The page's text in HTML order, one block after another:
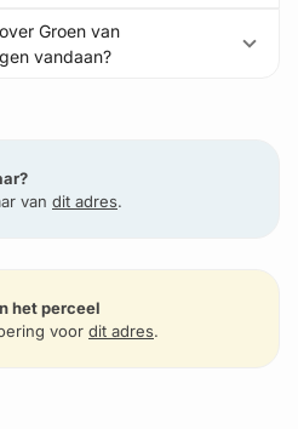
Groen van
vandaan?
van dit adres.
het perceel
voor dit adres.